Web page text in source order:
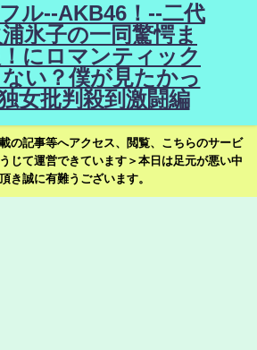
ル--AKB46！--二代
氷子の一同驚愕ま
にロマンティック
い？僕が見たかっ
女批判殺到激闘編
の記事等へアクセス、閲覧、こちらのサービ
じて運営できています＞本日は足元が悪い中
き誠に有難うございます。